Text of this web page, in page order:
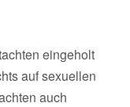
eingeholt
auf sexuellen
auch